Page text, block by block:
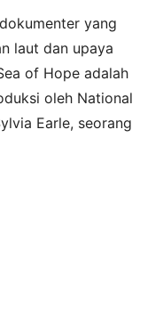
yang
laut dan upaya
of Hope adalah
oleh National
Earle, seorang